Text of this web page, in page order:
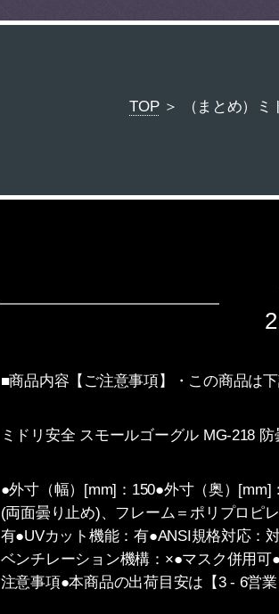
TOP＞ （まとめ）ミ
■商品内容【ご注意事項】・この商品は
ミドリ安全 スモールゴーグル MG-218
●外寸（幅）[mm]：150●外寸（奥）
(両面曇り止め)、フレーム＝ポリプロピ
有●UVカット機能：有●ANSI規格対応：
ベンチレーション機構：×●マスク併用
注意事項●本商品の出荷目安は【3 - 6営